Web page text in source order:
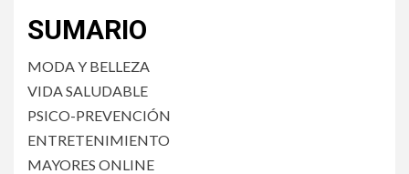
SUMARIO
MODA Y BELLEZA
VIDA SALUDABLE
PSICO-PREVENCIÓN
ENTRETENIMIENTO
MAYORES ONLINE